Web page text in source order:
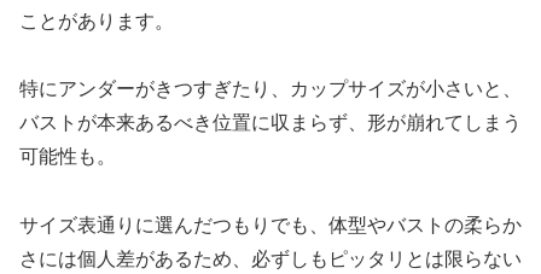
ことがあります。
特にアンダーがきつすぎたり、カップサイズが小さいと、
バストが本来あるべき位置に収まらず、形が崩れてしまう
可能性も。
サイズ表通りに選んだつもりでも、体型やバストの柔らか
さには個人差があるため、必ずしもピッタリとは限らない